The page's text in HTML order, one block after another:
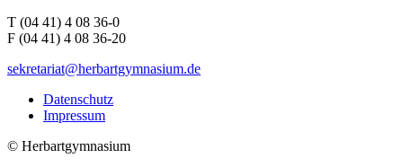
T (04 41) 4 08 36-0
F (04 41) 4 08 36-20
sekretariat@herbartgymnasium.de
Datenschutz
Impressum
© Herbartgymnasium